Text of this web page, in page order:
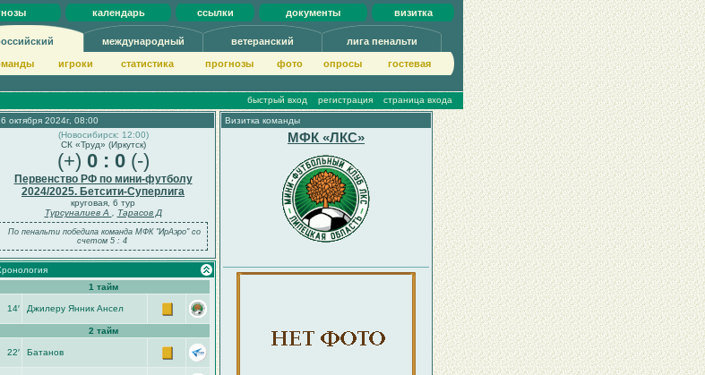
календарь ссылки документы визитка
международный ветеранский лига пенальти
игроки статистика прогнозы фото опросы гoстeвая
быстрый вход регистрация страница входа
октября 2024г, 08:00
(Новосибирск: 12:00)
СК «Труд» (Иркутск)
(+) 0 : 0(-)
Первенство РФ по мини-футболу
2024/2025. Бетсити-Суперлига
круговая, 6 тур
Турсуналиев А
Тарасов Д
По пенальти победила команда МФК "ИрАэро" со
счетом 5 : 4
1 тайм
14′ Джилеру Янник Ансел
2 тайм
22′ Батанов
Визитка команды
МФК «ЛКС»